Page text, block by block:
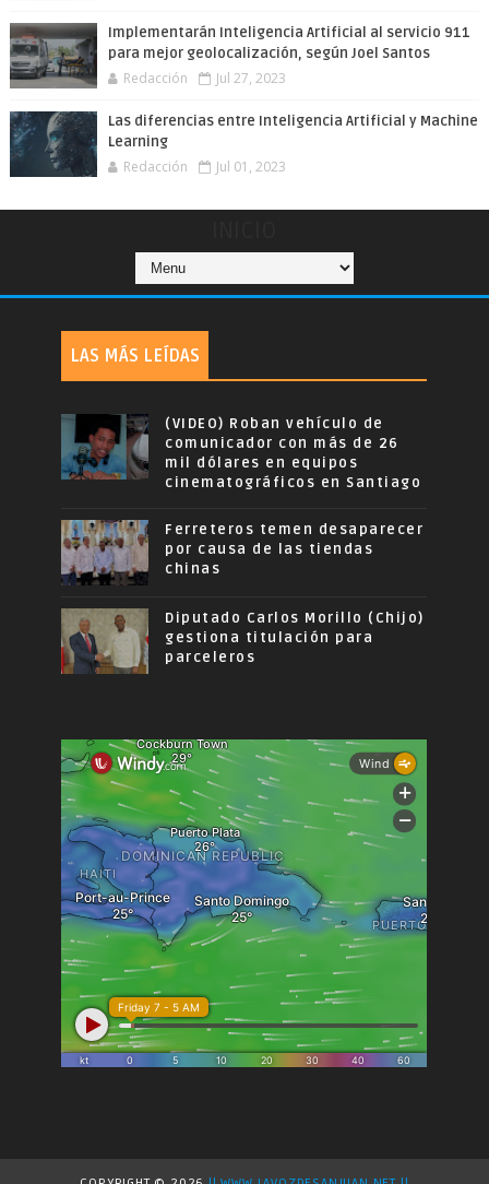
Implementarán Inteligencia Artificial al servicio 911
para mejor geolocalización, según Joel Santos
Redacción Jul 27, 2023
Las diferencias entre Inteligencia Artificial y Machine
Learning
Redacción Jul 01, 2023
LAS MÁS LEÍDAS
(VIDEO) Roban vehículo de
comunicador con más de 26
mil dólares en equipos
cinematográficos en Santiago
Ferreteros temen desaparecer
por causa de las tiendas
chinas
Diputado Carlos Morillo (Chijo)
gestiona titulación para
parceleros